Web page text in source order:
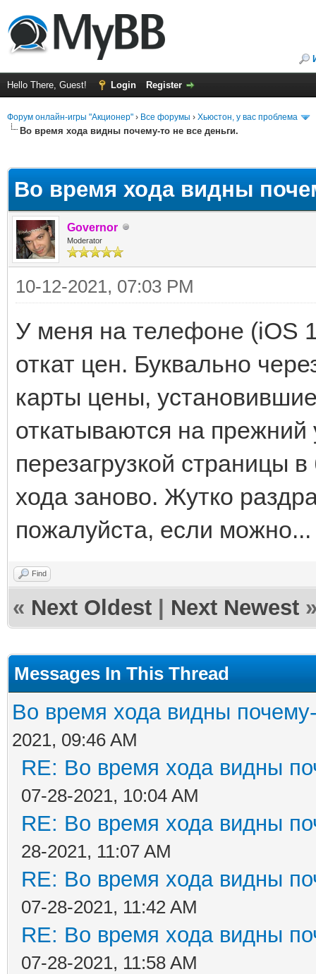
Hello There, Guest! Login Register
Форум онлайн-игры "Акционер" › Все форумы › Хьюстон, у вас проблема
Во время хода видны почему-то не все деньги.
Во время хода видны
Governor
Moderator
10-12-2021, 07:03 PM
У меня на телефоне (iOS
откат цен. Буквально
карты цены,
откатываются на прежний
перезагрузкой страницы
хода заново. Жутко
пожалуйста, если можно...
Find
« Next Oldest Next Newest
Messages In This Thread
Во время хода видны
2021, 09:46 AM
RE: Во время хода видны
07-28-2021, 10:04 AM
RE: Во время хода видны
28-2021, 11:07 AM
RE: Во время хода видны
07-28-2021, 11:42 AM
RE: Во время хода видны
07-28-2021, 11:58 AM